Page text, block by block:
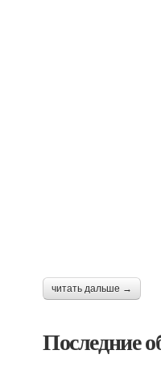
читать дальше →
Последние